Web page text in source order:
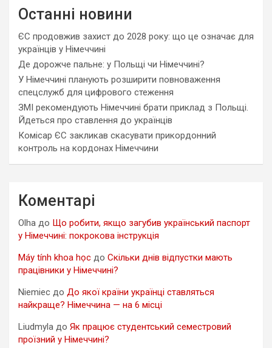
Останні новини
ЄС продовжив захист до 2028 року: що це означає для
українців у Німеччині
Де дорожче пальне: у Польщі чи Німеччині?
У Німеччині планують розширити повноваження
спецслужб для цифрового стеження
ЗМІ рекомендують Німеччині брати приклад з Польщі.
Йдеться про ставлення до українців
Комісар ЄС закликав скасувати прикордонний
контроль на кордонах Німеччини
Коментарі
Olha до Що робити, якщо загубив український паспорт
у Німеччині: покрокова інструкція
Máy tính khoa học до Скільки днів відпустки мають
працівники у Німеччині?
Niemiec до До якої країни українці ставляться
найкраще? Німеччина — на 6 місці
Liudmyla до Як працює студентський семестровий
проїзний у Німеччині?